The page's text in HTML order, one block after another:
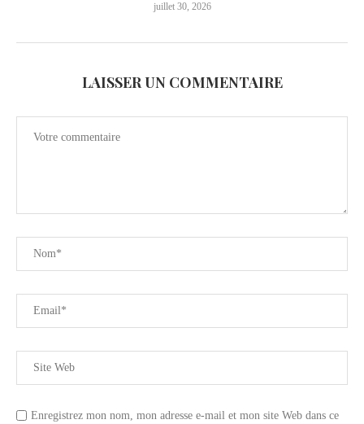
juillet 30, 2026
LAISSER UN COMMENTAIRE
Enregistrez mon nom, mon adresse e-mail et mon site Web dans ce